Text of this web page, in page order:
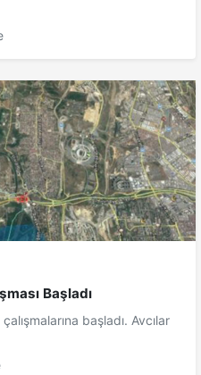
Başladı
başladı. Avcılar